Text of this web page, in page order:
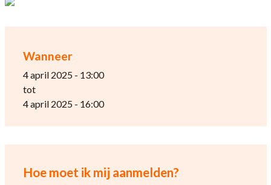
Wanneer
4 april 2025 - 13:00
tot
4 april 2025 - 16:00
Hoe moet ik mij aanmelden?